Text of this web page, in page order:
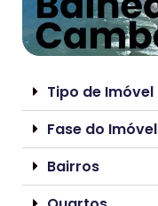
Tipo de Imóvel
Fase do Imóvel
Bairros